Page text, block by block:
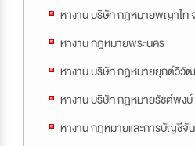
หางาน บริษัท กฎหมายพญาไท
หางาน กฎหมายพระนคร
หางาน บริษัท กฎหมายยุกต์วิวั
หางาน บริษัท กฎหมายรัชต์พง
หางาน กฎหมายและการบัญชีจั